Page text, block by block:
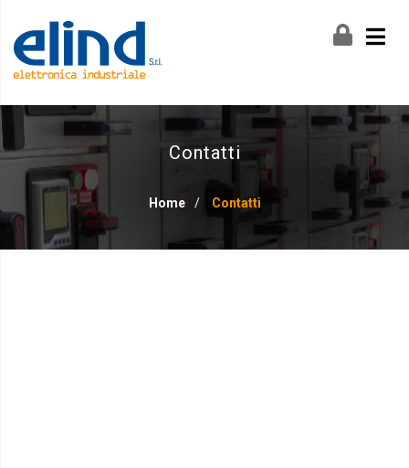
Contatti
Home / Contatti